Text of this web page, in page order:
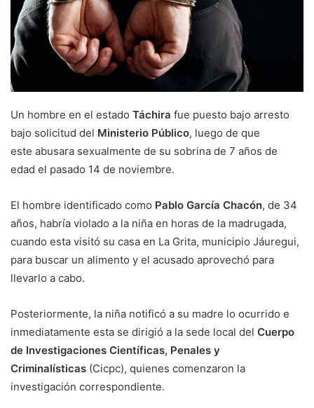
Un hombre en el estado Táchira fue puesto bajo arresto
bajo solicitud del Ministerio Público, luego de que
este abusara sexualmente de su sobrina de 7 años de
edad el pasado 14 de noviembre.
El hombre identificado como Pablo García Chacón, de 34
años, habría violado a la niña en horas de la madrugada,
cuando esta visitó su casa en La Grita, municipio Jáuregui,
para buscar un alimento y el acusado aprovechó para
llevarlo a cabo.
Posteriormente, la niña notificó a su madre lo ocurrido e
inmediatamente esta se dirigió a la sede local del Cuerpo
de Investigaciones Científicas, Penales y
Criminalísticas (Cicpc), quienes comenzaron la
investigación correspondiente.